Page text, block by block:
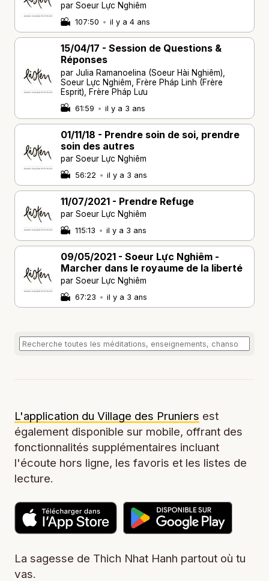
par Soeur Lực Nghiêm
107:50 • il y a 4 ans
15/04/17 - Session de Questions &
Réponses
par Julia Ramanoelina (Soeur Hài Nghiêm),
Soeur Lực Nghiêm, Frère Pháp Linh (Frère
Esprit), Frère Pháp Lưu
61:59 • il y a 3 ans
01/11/18 - Prendre soin de soi, prendre
soin des autres
par Soeur Lực Nghiêm
56:22 • il y a 3 ans
11/07/2021 - Prendre Refuge
par Soeur Lực Nghiêm
115:13 • il y a 3 ans
09/05/2021 - Soeur Lực Nghiêm -
Marcher dans le royaume de la liberté
par Soeur Lực Nghiêm
67:23 • il y a 3 ans
L'application du Village des Pruniers est
également disponible sur mobile, offrant des
fonctionnalités supplémentaires incluant
l'écoute hors ligne, les favoris et les listes de
lecture.
La sagesse de Thich Nhat Hanh partout où tu
vas.